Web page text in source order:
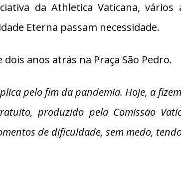
da Athletica Vaticana,
Eterna passam necessidade.
anos atrás na Praça São Pedro.
pelo fim da pandemia. Hoje, a
produzido pela Comissão
de dificuldade, sem medo,